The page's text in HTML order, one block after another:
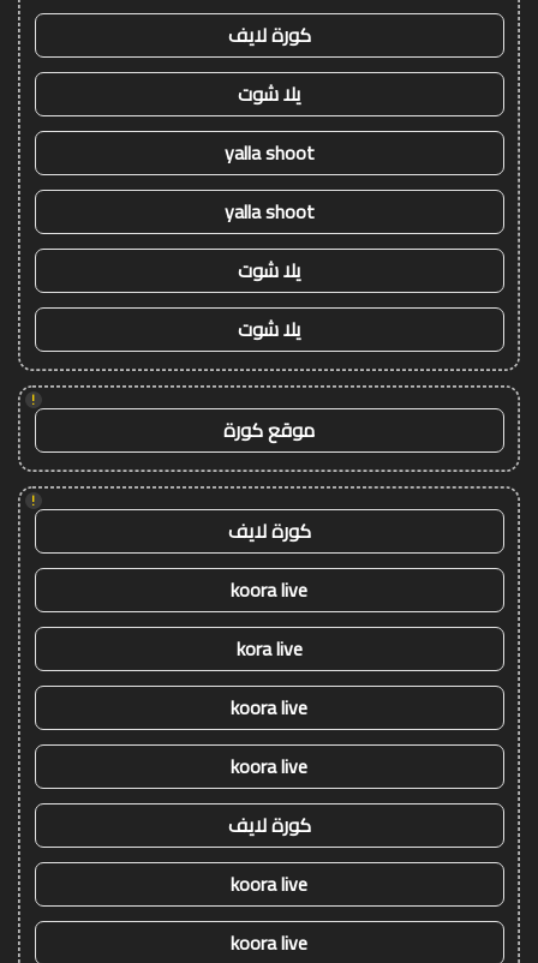
كورة لايف
يلا شوت
yalla shoot
yalla shoot
يلا شوت
يلا شوت
!
موقع كورة
!
كورة لايف
koora live
kora live
koora live
koora live
كورة لايف
koora live
koora live